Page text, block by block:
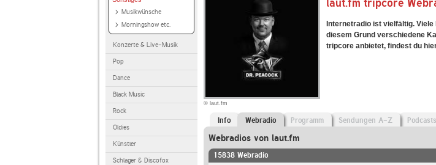
Musikwünsche
Morningshow etc.
Konzerte & Live-Musik
Pop
Dance
Black Music
Rock
Oldies
Künstler
Schlager & Discofox
© laut.fm
laut.fm tripcore
Internetradio ist vielfältig.
diesem Grund verschiedene
tripcore anbietet, findest du
Info Webradio Programm Sendungen A-Z Podcasts
Webradios von laut.fm
15838 Webradio